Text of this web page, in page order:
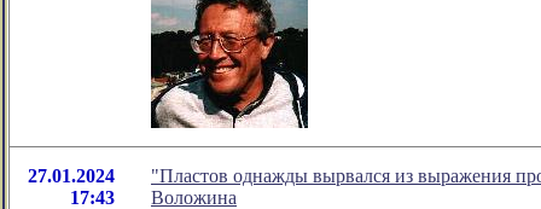
27.01.2024
17:43
"Пластов однажды вырвался из выражения
Воложина